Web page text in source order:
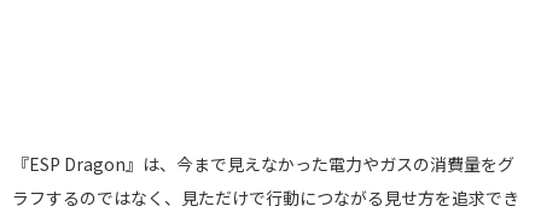
『ESP Dragon』は、今まで見えなかった電力やガスの消費量をグ
ラフするのではなく、見ただけで行動につながる見せ方を追求でき